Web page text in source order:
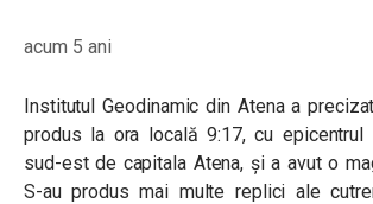
acum 5 ani
Institutul Geodinamic din Atena a
produs la ora locală 9:17, cu
sud-est de capitala Atena, și a avut o
S-au produs mai multe replici ale